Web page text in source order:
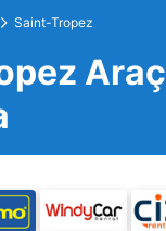
Saint-Tropez
Araç